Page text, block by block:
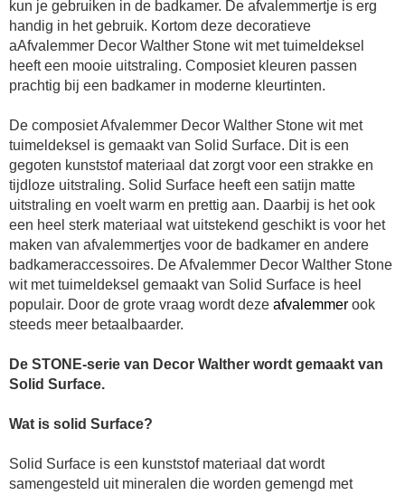
kun je gebruiken in de badkamer. De afvalemmertje is erg
handig in het gebruik. Kortom deze decoratieve
aAfvalemmer Decor Walther Stone wit met tuimeldeksel
heeft een mooie uitstraling. Composiet kleuren passen
prachtig bij een badkamer in moderne kleurtinten.
De composiet Afvalemmer Decor Walther Stone wit met
tuimeldeksel is gemaakt van Solid Surface. Dit is een
gegoten kunststof materiaal dat zorgt voor een strakke en
tijdloze uitstraling. Solid Surface heeft een satijn matte
uitstraling en voelt warm en prettig aan. Daarbij is het ook
een heel sterk materiaal wat uitstekend geschikt is voor het
maken van afvalemmertjes voor de badkamer en andere
badkameraccessoires. DeAfvalemmer Decor Walther Stone
wit met tuimeldeksel gemaakt van Solid Surface is heel
populair. Door de grote vraag wordt deze afvalemmer ook
steeds meer betaalbaarder.
De STONE-serie van Decor Walther wordt gemaakt van
Solid Surface.
Wat is solid Surface?
Solid Surface is een kunststof materiaal dat wordt
samengesteld uit mineralen die worden gemengd met